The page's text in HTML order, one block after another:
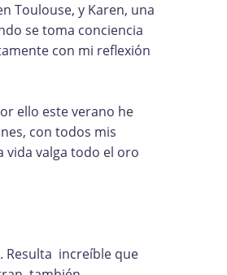
Toulouse, y Karen, una
se toma conciencia
con mi reflexión
ello este verano he
con todos mis
vida valga todo el oro
Resulta increíble que